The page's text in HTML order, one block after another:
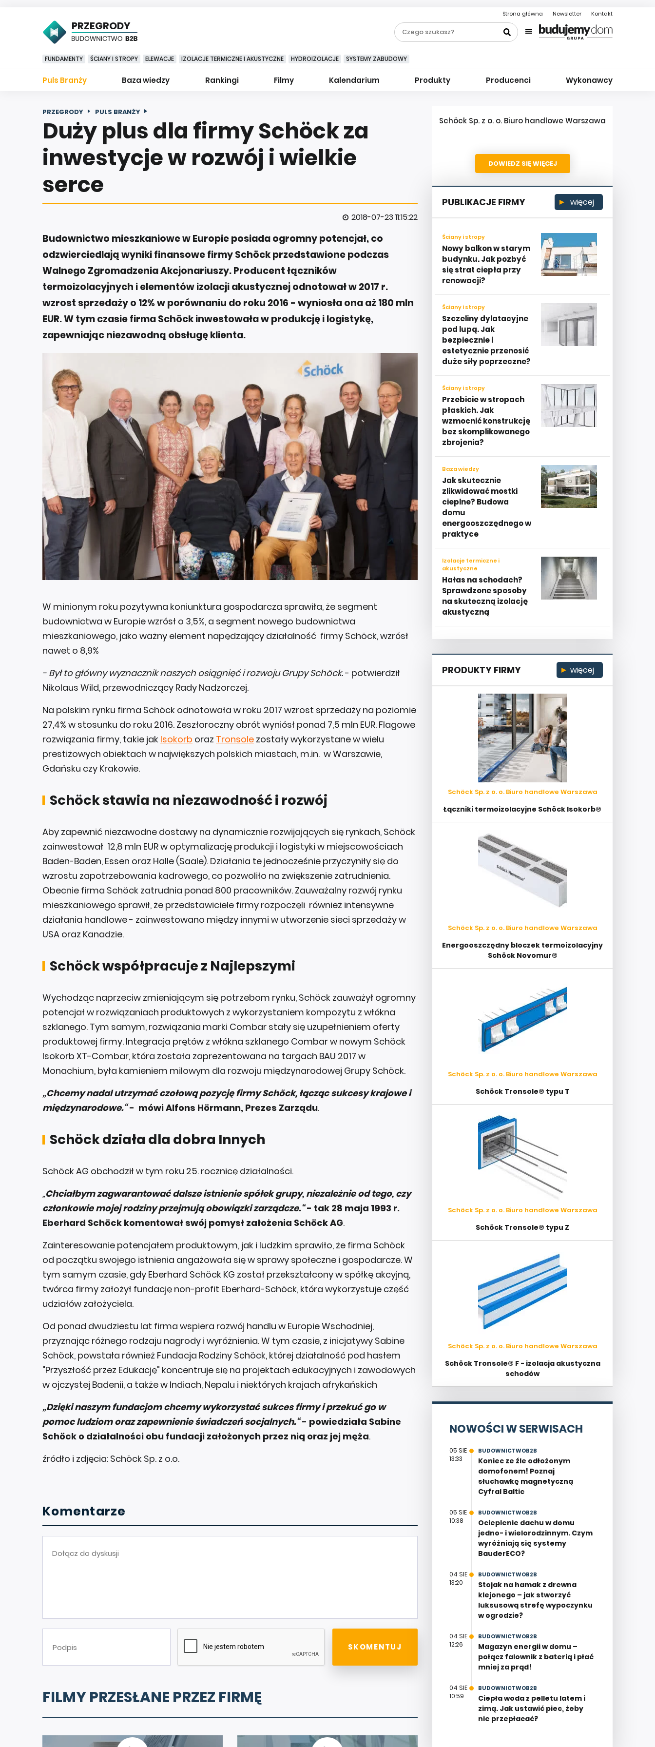
Strona główna Newsletter Kontakt
PRZEGRODY
FUNDAMENTY ŚCIANY I STROPY ELEWACJE IZOLACJE TERMICZNE I AKUSTYCZNE HYDROIZOLACJE SYSTEMY ZABUDOWY
Puls Branży Baza wiedzy Rankingi Filmy Kalendarium Produkty Producenci Wykonawcy
PRZEGRODY PULS BRANŻY
Duży plus dla firmy Schöck za
inwestycje w rozwój i wielkie
serce
2018-07-23 11:15:22
Budownictwo mieszkaniowe w Europie posiada ogromny potencjał, co
odzwierciedlają wyniki finansowe firmy Schöck przedstawione podczas
Walnego Zgromadzenia Akcjonariuszy. Producent łączników
termoizolacyjnych i elementów izolacji akustycznej odnotował w 2017 r.
wzrost sprzedaży o 12% w porównaniu do roku 2016 - wyniosła ona aż 180 mln
EUR. W tym czasie firma Schöck inwestowała w produkcję i logistykę,
zapewniając niezawodną obsługę klienta.
W minionym roku pozytywna koniunktura gospodarcza sprawiła, że segment
budownictwa w Europie wzrósł o 3,5%, a segment nowego budownictwa
mieszkaniowego, jako ważny element napędzający działalność firmy Schöck, wzrósł
nawet o 8,9%
- Był to główny wyznacznik naszych osiągnięć i rozwoju Grupy Schöck.- potwierdził
Nikolaus Wild, przewodniczący Rady Nadzorczej.
Na polskim rynku firma Schöck odnotowała w roku 2017 wzrost sprzedaży na poziomie
27,4% w stosunku do roku 2016. Zeszłoroczny obrót wyniósł ponad 7,5 mln EUR. Flagowe
rozwiązania firmy, takie jak Isokorb oraz Tronsole zostały wykorzystane w wielu
prestiżowych obiektach w największych polskich miastach, m.in. w Warszawie,
Gdańsku czy Krakowie.
Schöck stawia na niezawodność i rozwój
Aby zapewnić niezawodne dostawy na dynamicznie rozwijających się rynkach, Schöck
zainwestował 12,8 mln EUR w optymalizację produkcji i logistyki w miejscowościach
Baden-Baden, Essen oraz Halle (Saale). Działania te jednocześnie przyczyniły się do
wzrostu zapotrzebowania kadrowego, co pozwoliło na zwiększenie zatrudnienia.
Obecnie firma Schöck zatrudnia ponad 800 pracowników. Zauważalny rozwój rynku
mieszkaniowego sprawił, że przedstawiciele firmy rozpoczęli również intensywne
działania handlowe - zainwestowano między innymi w utworzenie sieci sprzedaży w
USA oraz Kanadzie.
Schöck współpracuje z Najlepszymi
Wychodząc naprzeciw zmieniającym się potrzebom rynku, Schöck zauważył ogromny
potencjał w rozwiązaniach produktowych z wykorzystaniem kompozytu z włókna
szklanego. Tym samym, rozwiązania marki Combar stały się uzupełnieniem oferty
produktowej firmy. Integracja prętów z włókna szklanego Combar w nowym Schöck
Isokorb XT-Combar, która została zaprezentowana na targach BAU 2017 w
Monachium, była kamieniem milowym dla rozwoju międzynarodowej Grupy Schöck.
„Chcemy nadal utrzymać czołową pozycję firmy Schöck, łącząc sukcesy krajowe i
międzynarodowe.“- mówi Alfons Hörmann, Prezes Zarządu.
Schöck działa dla dobra Innych
Schöck AG obchodził w tym roku 25. rocznicę działalności.
„Chciałbym zagwarantować dalsze istnienie spółek grupy, niezależnie od tego, czy
członkowie mojej rodziny przejmują obowiązki zarządcze.“- tak 28 maja 1993 r.
Eberhard Schöck komentował swój pomysł założenia Schöck AG.
Zainteresowanie potencjałem produktowym, jak i ludzkim sprawiło, że firma Schöck
od początku swojego istnienia angażowała się w sprawy społeczne i gospodarcze. W
tym samym czasie, gdy Eberhard Schöck KG został przekształcony w spółkę akcyjną,
twórca firmy założył fundację non-profit Eberhard-Schöck, która wykorzystuje część
udziałów założyciela.
Od ponad dwudziestu lat firma wspiera rozwój handlu w Europie Wschodniej,
przyznając różnego rodzaju nagrody i wyróżnienia. W tym czasie, z inicjatywy Sabine
Schöck, powstała również Fundacja Rodziny Schöck, której działalność pod hasłem
"Przyszłość przez Edukację" koncentruje się na projektach edukacyjnych i zawodowych
w ojczystej Badenii, a także w Indiach, Nepalu i niektórych krajach afrykańskich
„Dzięki naszym fundacjom chcemy wykorzystać sukces firmy i przekuć go w
pomoc ludziom oraz zapewnienie świadczeń socjalnych.“- powiedziała Sabine
Schöck o działalności obu fundacji założonych przez nią oraz jej męża.
źródło i zdjęcia: Schöck Sp. z o.o.
Komentarze
FILMY PRZESŁANE PRZEZ FIRMĘ
Schöck Sp. z o. o. Biuro handlowe Warszawa
DOWIEDZ SIĘ WIĘCEJ
PUBLIKACJE FIRMY więcej
Ściany i stropy
Nowy balkon w starym
budynku. Jak pozbyć
się strat ciepła przy
renowacji?
Ściany i stropy
Szczeliny dylatacyjne
pod lupą. Jak
bezpiecznie i
estetycznie przenosić
duże siły poprzeczne?
Ściany i stropy
Przebicie w stropach
płaskich. Jak
wzmocnić konstrukcję
bez skomplikowanego
zbrojenia?
Baza wiedzy
Jak skutecznie
zlikwidować mostki
cieplne? Budowa
domu
energooszczędnego w
praktyce
Izolacje termiczne i
akustyczne
Hałas na schodach?
Sprawdzone sposoby
na skuteczną izolację
akustyczną
PRODUKTY FIRMY więcej
Schöck Sp. z o. o. Biuro handlowe Warszawa
Łączniki termoizolacyjne Schöck Isokorb®
Schöck Sp. z o. o. Biuro handlowe Warszawa
Energooszczędny bloczek termoizolacyjny
Schöck Novomur®
Schöck Sp. z o. o. Biuro handlowe Warszawa
Schöck Tronsole® typu T
Schöck Sp. z o. o. Biuro handlowe Warszawa
Schöck Tronsole® typu Z
Schöck Sp. z o. o. Biuro handlowe Warszawa
Schöck Tronsole® F - izolacja akustyczna
schodów
NOWOŚCI W SERWISACH
05 SIE
13:33
BUDOWNICTWOB2B
Koniec ze źle odłożonym
domofonem! Poznaj
słuchawkę magnetyczną
Cyfral Baltic
05 SIE
10:38
BUDOWNICTWOB2B
Ocieplenie dachu w domu
jedno- i wielorodzinnym. Czym
wyróżniają się systemy
BauderECO?
04 SIE
13:20
BUDOWNICTWOB2B
Stojak na hamak z drewna
klejonego – jak stworzyć
luksusową strefę wypoczynku
w ogrodzie?
04 SIE
12:26
BUDOWNICTWOB2B
Magazyn energii w domu –
połącz falownik z baterią i płać
mniej za prąd!
04 SIE
10:59
BUDOWNICTWOB2B
Ciepła woda z pelletu latem i
zimą. Jak ustawić piec, żeby
nie przepłacać?